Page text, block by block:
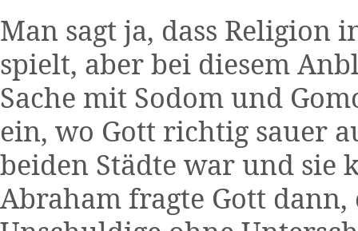
Man sagt ja, dass Religion
spielt, aber bei diesem
Sache mit Sodom und
ein, wo Gott richtig sauer
beiden Städte war und
Abraham fragte Gott